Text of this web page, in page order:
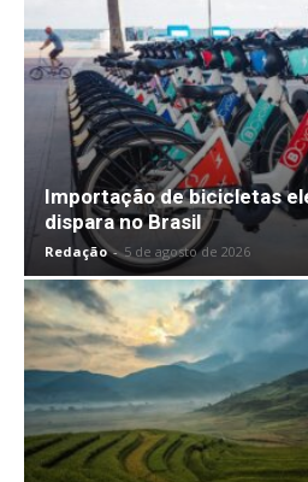
Importação de bicicletas
dispara no Brasil
Redação - 5 de agosto de 2026